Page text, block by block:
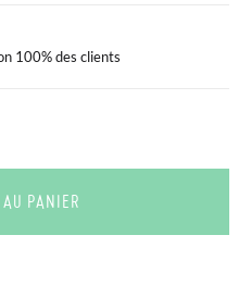
100% des clients
PANIER